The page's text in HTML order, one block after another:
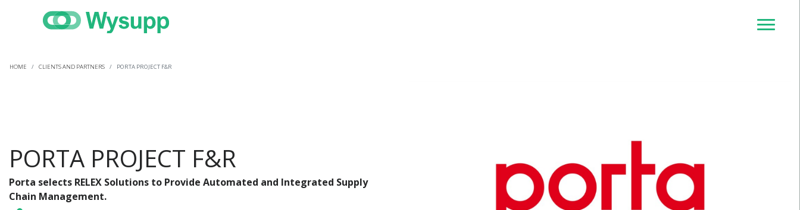
HOME CLIENTS AND PARTNERS PORTA PROJECT F&R
PORTA PROJECT F&R
Porta selects RELEX Solutions to Provide Automated and Integrated Supply
Chain Management.